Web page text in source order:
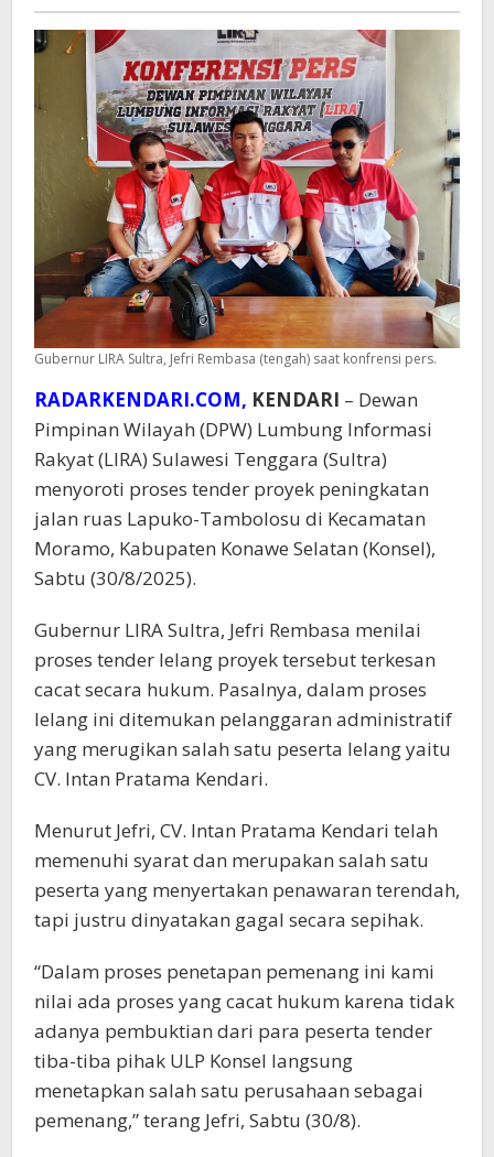
Desak
Bupati
Copot
Kepala
ULP
Gubernur LIRA Sultra, Jefri Rembasa (tengah) saat konfrensi pers.
RADARKENDARI.COM, KENDARI – Dewan
Pimpinan Wilayah (DPW) Lumbung Informasi
Rakyat (LIRA) Sulawesi Tenggara (Sultra)
menyoroti proses tender proyek peningkatan
jalan ruas Lapuko-Tambolosu di Kecamatan
Moramo, Kabupaten Konawe Selatan (Konsel),
Sabtu (30/8/2025).
Gubernur LIRA Sultra, Jefri Rembasa menilai
proses tender lelang proyek tersebut terkesan
cacat secara hukum. Pasalnya, dalam proses
lelang ini ditemukan pelanggaran administratif
yang merugikan salah satu peserta lelang yaitu
CV. Intan Pratama Kendari.
Menurut Jefri, CV. Intan Pratama Kendari telah
memenuhi syarat dan merupakan salah satu
peserta yang menyertakan penawaran terendah,
tapi justru dinyatakan gagal secara sepihak.
“Dalam proses penetapan pemenang ini kami
nilai ada proses yang cacat hukum karena tidak
adanya pembuktian dari para peserta tender
tiba-tiba pihak ULP Konsel langsung
menetapkan salah satu perusahaan sebagai
pemenang,” terang Jefri, Sabtu (30/8).